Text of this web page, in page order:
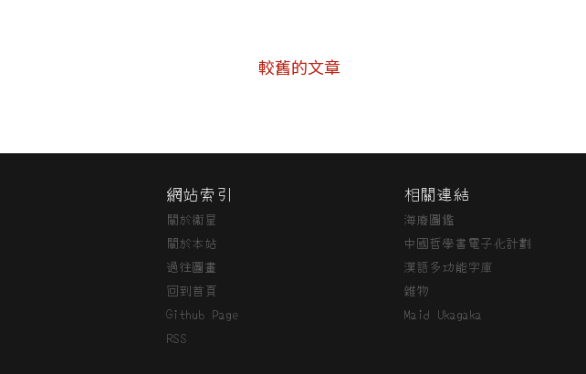
較舊的文章
網站索引
關於衞星
關於本站
過往圖畫
回到首頁
Github Page
RSS
相關連結
海廢圖鑑
中國哲學書電子化計劃
漢語多功能字庫
雜物
Maid Ukagaka